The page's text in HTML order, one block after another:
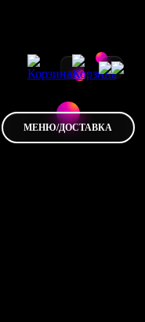
МЕНЮ/ДОСТАВКА